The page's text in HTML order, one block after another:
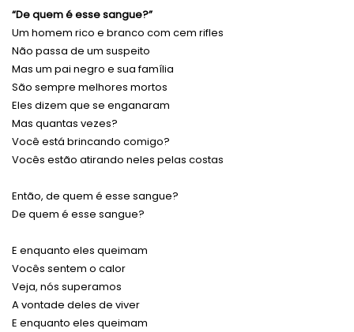
“De quem é esse sangue?”
Um homem rico e branco com cem rifles
Não passa de um suspeito
Mas um pai negro e sua família
São sempre melhores mortos
Eles dizem que se enganaram
Mas quantas vezes?
Você está brincando comigo?
Vocês estão atirando neles pelas costas
Então, de quem é esse sangue?
De quem é esse sangue?
E enquanto eles queimam
Vocês sentem o calor
Veja, nós superamos
A vontade deles de viver
E enquanto eles queimam